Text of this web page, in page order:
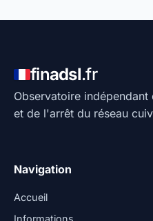
finadsl.fr
Observatoire
et de l'arrêt du réseau
Navigation
Accueil
Informations